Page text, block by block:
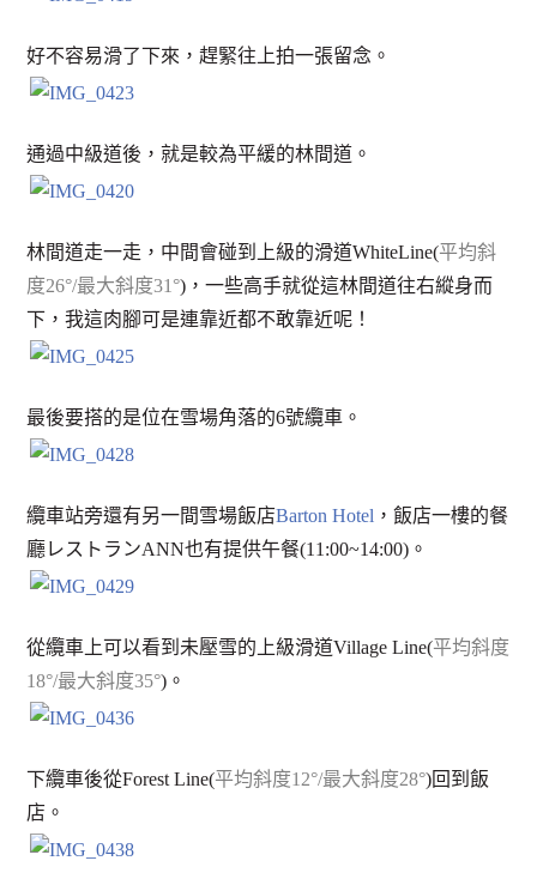
好不容易滑了下來，趕緊往上拍一張留念。
通過中級道後，就是較為平緩的林間道。
林間道走一走，中間會碰到上級的滑道WhiteLine(平均斜
度26°/最大斜度31°)，一些高手就從這林間道往右縱身而
下，我這肉腳可是連靠近都不敢靠近呢！
最後要搭的是位在雪場角落的6號纜車。
纜車站旁還有另一間雪場飯店Barton Hotel ，飯店一樓的餐
廳レストランANN也有提供午餐(11:00~14:00)。
從纜車上可以看到未壓雪的上級滑道Village Line(平均斜度
18°/最大斜度35°)。
下纜車後從Forest Line(平均斜度12°/最大斜度28°)回到飯
店。